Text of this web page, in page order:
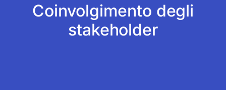
Coinvolgimento degli
stakeholder